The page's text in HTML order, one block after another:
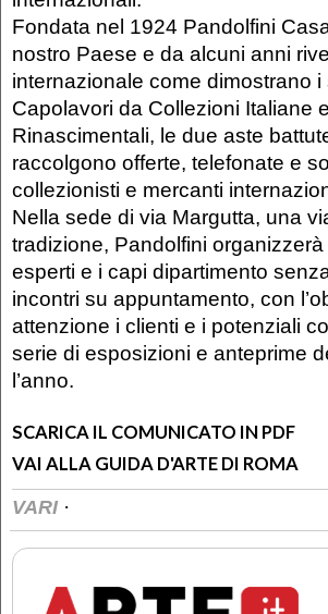
Fondata nel 1924 Pandolfini
nostro Paese e da alcuni anni
internazionale come dimostrano
Capolavori da Collezioni Italiane
Rinascimentali, le due aste
raccolgono offerte, telefonate e
collezionisti e mercanti
Nella sede di via Margutta, una
tradizione, Pandolfini
esperti e i capi dipartimento
incontri su appuntamento, con
attenzione i clienti e i potenziali
serie di esposizioni e anteprime
l’anno.
SCARICA IL COMUNICATO IN PDF
VAI ALLA GUIDA D'ARTE DI ROMA
VARI ·